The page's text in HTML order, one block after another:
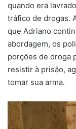
quando era
tráfico de drogas.
que Adriano
abordagem, os
porções de droga
resistir à prisão,
tomar sua arma.